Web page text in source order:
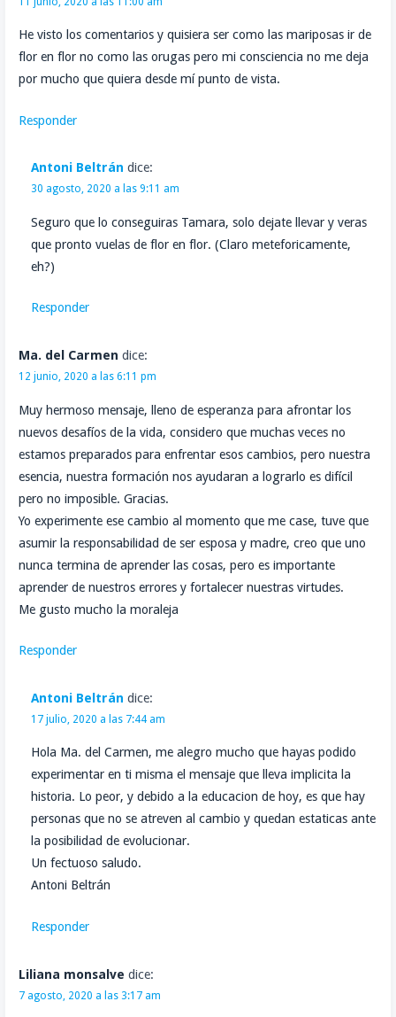
He visto los comentarios y quisiera ser como las mariposas ir de
flor en flor no como las orugas pero mi consciencia no me deja
por mucho que quiera desde mí punto de vista.
Responder
Antoni Beltrán dice:
30 agosto, 2020 a las 9:11 am
Seguro que lo conseguiras Tamara, solo dejate llevar y veras
que pronto vuelas de flor en flor. (Claro meteforicamente,
eh?)
Responder
Ma. del Carmen dice:
12 junio, 2020 a las 6:11 pm
Muy hermoso mensaje, lleno de esperanza para afrontar los
nuevos desafíos de la vida, considero que muchas veces no
estamos preparados para enfrentar esos cambios, pero nuestra
esencia, nuestra formación nos ayudaran a lograrlo es difícil
pero no imposible. Gracias.
Yo experimente ese cambio al momento que me case, tuve que
asumir la responsabilidad de ser esposa y madre, creo que uno
nunca termina de aprender las cosas, pero es importante
aprender de nuestros errores y fortalecer nuestras virtudes.
Me gusto mucho la moraleja
Responder
Antoni Beltrán dice:
17 julio, 2020 a las 7:44 am
Hola Ma. del Carmen, me alegro mucho que hayas podido
experimentar en ti misma el mensaje que lleva implicita la
historia. Lo peor, y debido a la educacion de hoy, es que hay
personas que no se atreven al cambio y quedan estaticas ante
la posibilidad de evolucionar.
Un fectuoso saludo.
Antoni Beltrán
Responder
Liliana monsalve dice:
7 agosto, 2020 a las 3:17 am